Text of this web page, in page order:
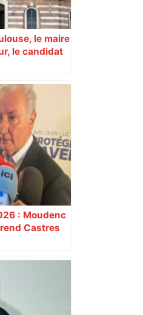
le maire
le candidat
: Moudenc
Castres